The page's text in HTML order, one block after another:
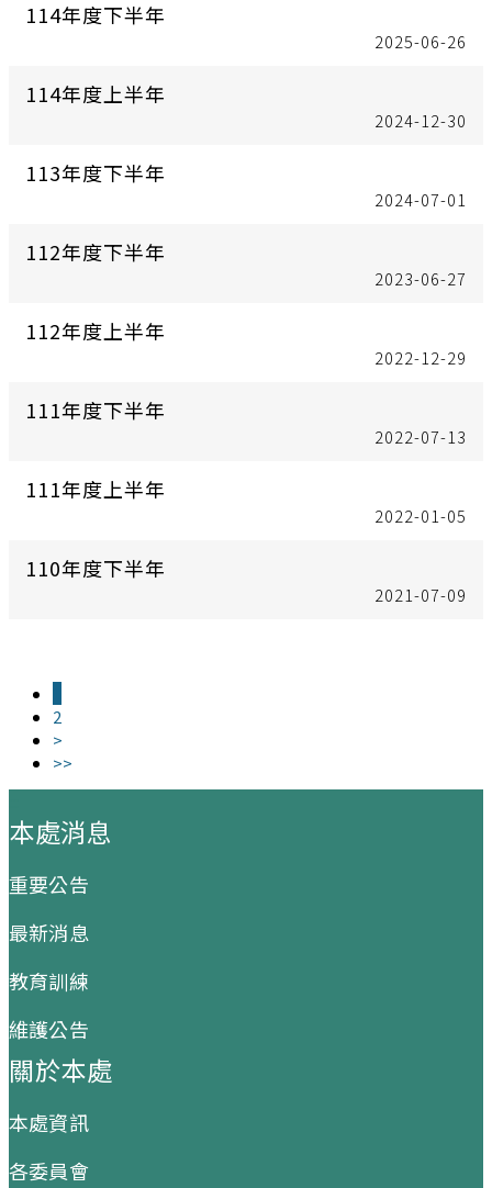
114年度下半年
2025-06-26
114年度上半年
2024-12-30
113年度下半年
2024-07-01
112年度下半年
2023-06-27
112年度上半年
2022-12-29
111年度下半年
2022-07-13
111年度上半年
2022-01-05
110年度下半年
2021-07-09
2
>
>>
本處消息
重要公告
最新消息
教育訓練
維護公告
關於本處
本處資訊
各委員會